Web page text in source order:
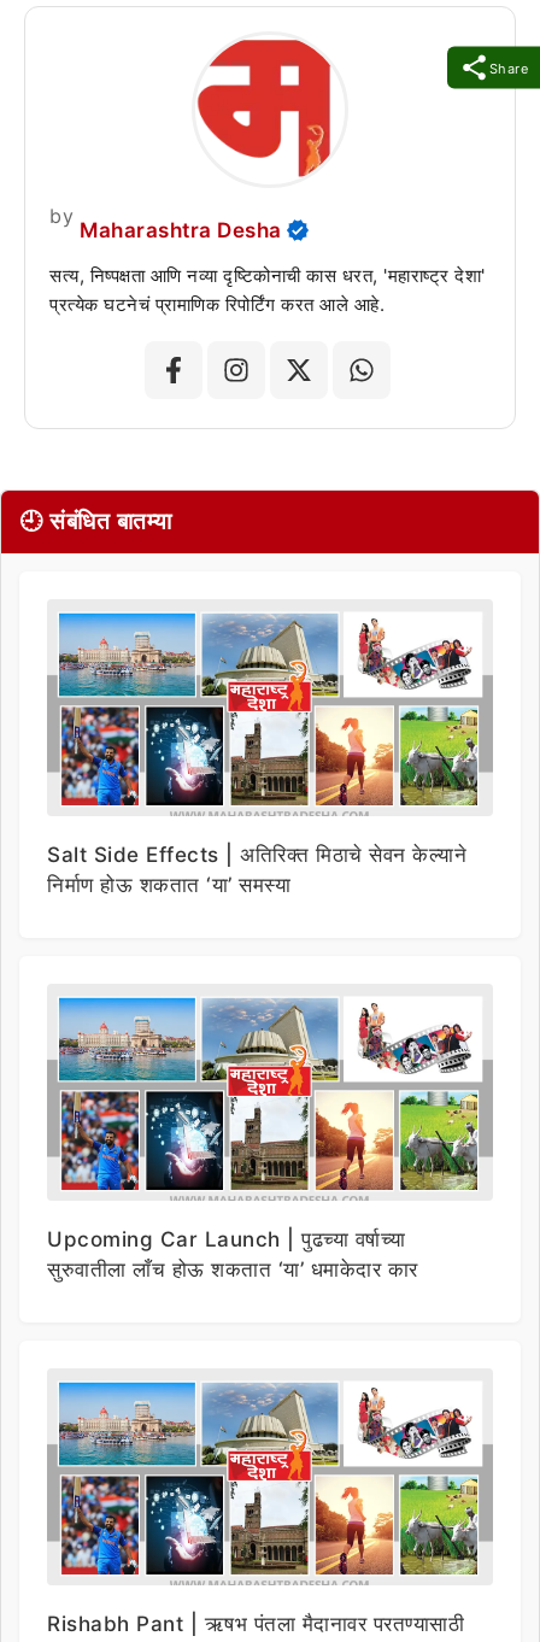
Share
by
Maharashtra Desha
सत्य, निष्पक्षता आणि नव्या दृष्टिकोनाची कास धरत, 'महाराष्ट्र देशा'
प्रत्येक घटनेचं प्रामाणिक रिपोर्टिंग करत आले आहे.
🕘 संबंधित बातम्या
Salt Side Effects | अतिरिक्त मिठाचे सेवन केल्याने
निर्माण होऊ शकतात ‘या’ समस्या
Upcoming Car Launch | पुढच्या वर्षाच्या
सुरुवातीला लाँच होऊ शकतात ‘या’ धमाकेदार कार
Rishabh Pant | ऋषभ पंतला मैदानावर परतण्यासाठी